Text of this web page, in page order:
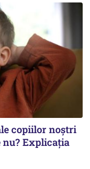
copiilor noștri
Explicația